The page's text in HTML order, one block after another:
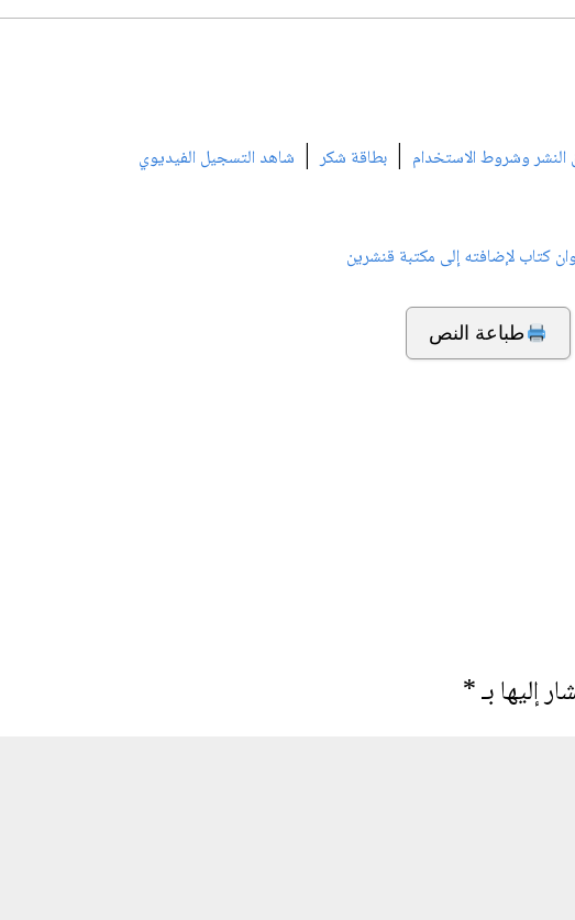
وشروط الاستخدام | بطاقة شكر| شاهد التسجيل الفيديوي
كتاب لإضافته إلى مكتبة قنشرين
طباعة النص
إليها بـ*